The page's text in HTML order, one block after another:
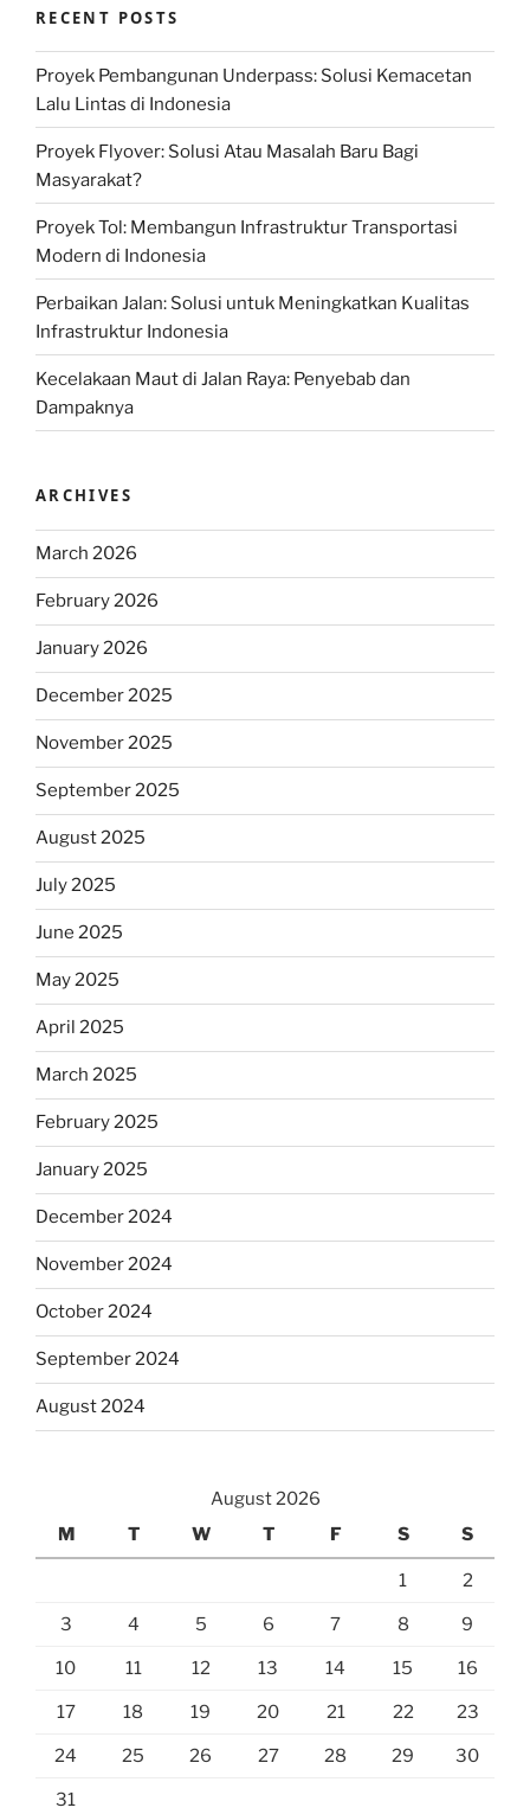
RECENT POSTS
Proyek Pembangunan Underpass: Solusi Kemacetan
Lalu Lintas di Indonesia
Proyek Flyover: Solusi Atau Masalah Baru Bagi
Masyarakat?
Proyek Tol: Membangun Infrastruktur Transportasi
Modern di Indonesia
Perbaikan Jalan: Solusi untuk Meningkatkan Kualitas
Infrastruktur Indonesia
Kecelakaan Maut di Jalan Raya: Penyebab dan
Dampaknya
ARCHIVES
March 2026
February 2026
January 2026
December 2025
November 2025
September 2025
August 2025
July 2025
June 2025
May 2025
April 2025
March 2025
February 2025
January 2025
December 2024
November 2024
October 2024
September 2024
August 2024
August 2026
M
T W T F S S
1 2
3 4 5 6 7 8 9
10 11 12 13 14 15 16
17 18 19 20 21 22 23
24 25 26 27 28 29 30
31